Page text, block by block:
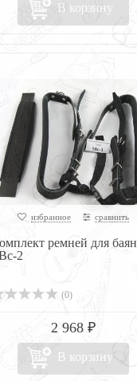
В корзину
избранное сравнить
ремней для
2
(0)
2 968 ₽
В корзину